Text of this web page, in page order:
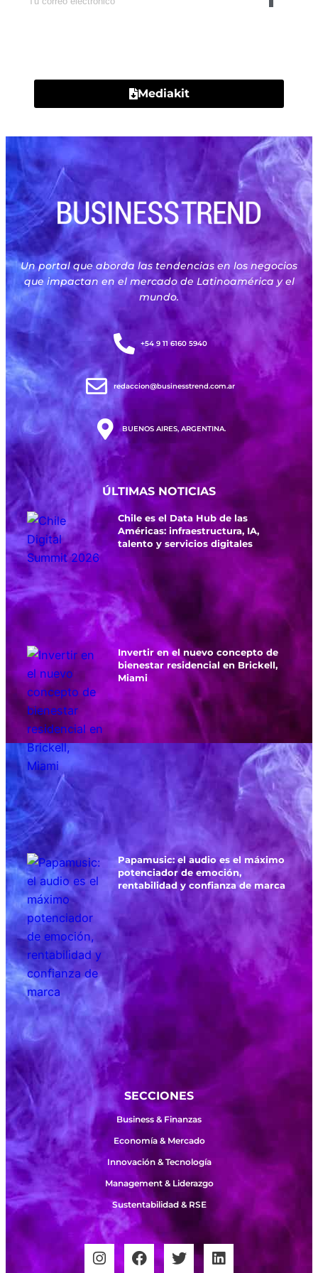
Mediakit
Un portal que aborda las tendencias en los negocios
que impactan en el mercado de Latinoamérica y el
mundo.
+54 9 11 6160 5940
redaccion@businesstrend.com.ar
BUENOS AIRES, ARGENTINA.
ÚLTIMAS NOTICIAS
Chile es el Data Hub de las
Américas: infraestructura, IA,
talento y servicios digitales
Invertir en el nuevo concepto de
bienestar residencial en Brickell,
Miami
Papamusic: el audio es el máximo
potenciador de emoción,
rentabilidad y confianza de marca
SECCIONES
Business & Finanzas
Economía & Mercado
Innovación & Tecnología
Management & Liderazgo
Sustentabilidad & RSE